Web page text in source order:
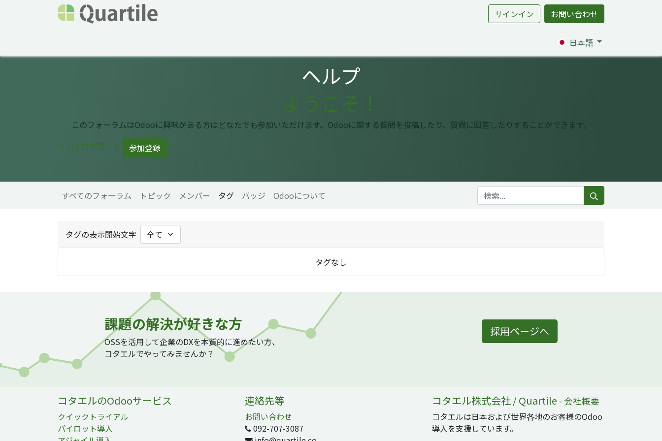
サインイン お問い合わせ
日本語
ヘルプ
ようこそ！
このフォーラムはOdooに興味がある方はどなたでも参加いただけます。Odooに関する質問を投稿したり、質問に回答したりすることができます。
イントロを閉じる
参加登録
すべてのフォーラム トピック メンバー タグ バッジ Odooについて
タグの表示開始文字
タグなし
課題の解決が好きな方
OSSを活用して企業のDXを本質的に進めたい方、
コタエルでやってみませんか？
採用ページへ
コタエルのOdooサービス
クイックトライアル
パイロット導入
連絡先等
お問い合わせ
092-707-3087
コタエル株式会社 / Quartile - 会社概要
コタエルは日本および世界各地のお客様のOdoo
導入を支援しています。